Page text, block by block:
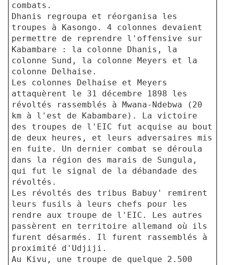
combats.
Dhanis regroupa et réorganisa les
troupes à Kasongo. 4 colonnes devaient
permettre de reprendre l'offensive sur
Kabambare : la colonne Dhanis, la
colonne Sund, la colonne Meyers et la
colonne Delhaise.
Les colonnes Delhaise et Meyers
attaquèrent le 31 décembre 1898 les
révoltés rassemblés à Mwana-Ndebwa (20
km à l'est de Kabambare). La victoire
des troupes de l'EIC fut acquise au bout
de deux heures, et leurs adversaires mis
en fuite. Un dernier combat se déroula
dans la région des marais de Sungula,
qui fut le signal de la débandade des
révoltés.
Les révoltés des tribus Babuy' remirent
leurs fusils à leurs chefs pour les
rendre aux troupe de l'EIC. Les autres
passèrent en territoire allemand où ils
furent désarmés. Il furent rassemblés à
proximité d'Udjiji.
Au Kivu, une troupe de quelque 2.500